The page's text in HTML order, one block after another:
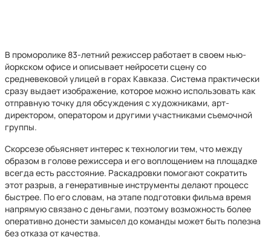
В проморолике 83-летний режиссер работает в своем нью-
йоркском офисе и описывает нейросети сцену со
средневековой улицей в горах Кавказа. Система практически
сразу выдает изображение, которое можно использовать как
отправную точку для обсуждения с художниками, арт-
директором, оператором и другими участниками съемочной
группы.
Скорсезе объясняет интерес к технологии тем, что между
образом в голове режиссера и его воплощением на площадке
всегда есть расстояние. Раскадровки помогают сократить
этот разрыв, а генеративные инструменты делают процесс
быстрее. По его словам, на этапе подготовки фильма время
напрямую связано с деньгами, поэтому возможность более
оперативно донести замысел до команды может быть полезна
без отказа от качества.